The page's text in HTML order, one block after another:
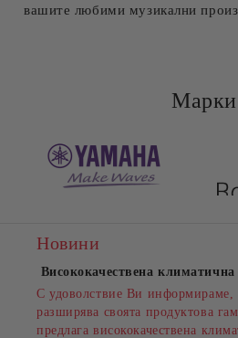
вашите любими музикални
Марки
Новини
Висококачествена климатична
С удоволствие Ви информираме,
разширява своята продуктова
предлага висококачествена